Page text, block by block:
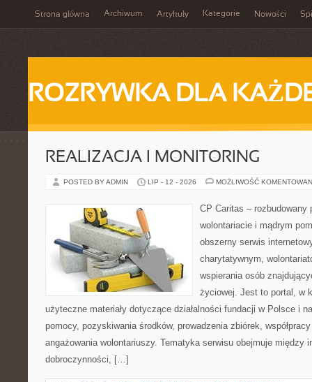
Strona główna Archiwum Artykuły Kategorie Nowości
ROZRYWKA DLA
REALIZACJA I MONITORING
POSTED BY ADMIN LIP - 12 - 2026 MOŻLIWOŚĆ
CP Caritas – rozbudowany
wolontariacie i mądrym
obszerny serwis
charytatywnym,
wspierania osób
życiowej. Jest to portal, w
użyteczne materiały dotyczące działalności fundacji w Polsce i
pomocy, pozyskiwania środków, prowadzenia zbiórek,
angażowania wolontariuszy. Tematyka serwisu obejmuje między
dobroczynności, […]